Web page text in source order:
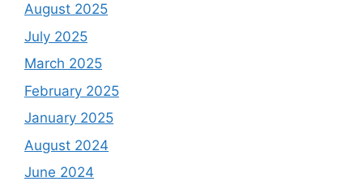
August 2025
July 2025
March 2025
February 2025
January 2025
August 2024
June 2024